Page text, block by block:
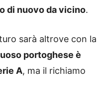
di nuovo da vicino.
sarà altrove con la
portoghese è
A, ma il richiamo